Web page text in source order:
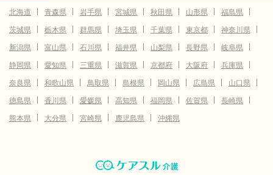
北海道 青森県 岩手県 宮城県 秋田県 山形県
福島県
茨城県
栃木県 群馬県 埼玉県 千葉県 東京都
神奈川県
新潟県
富山県 石川県 福井県 山梨県 長野県
岐阜県
静岡県
愛知県 三重県 滋賀県 京都府 大阪府
兵庫県
奈良県
和歌山県 鳥取県 島根県 岡山県 広島県
山口県
徳島県
香川県 愛媛県 高知県 福岡県 佐賀県
長崎県
熊本県
大分県 宮崎県 鹿児島県 沖縄県